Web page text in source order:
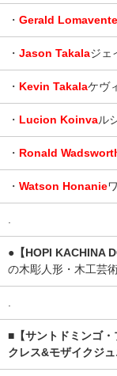
・ Gerald
・ Jason Takalaジェ
・ Kevin Takalaケヴ
・ Lucion Koinvaル
・ Ronald
・ Watson Honanie
●【HOPI KACHINA
の木彫人形・木工芸
■【サントドミンゴ
クレス&モザイクジ